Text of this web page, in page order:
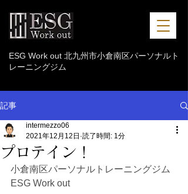
ESG Work out 北九州市小倉南区パーソナルト
レーニングジム
記事
プロテイン！
intermezzo06
2021年12月12日 読了時間: 1分
小倉南区パーソナルトレーニングジム
ESG Work out